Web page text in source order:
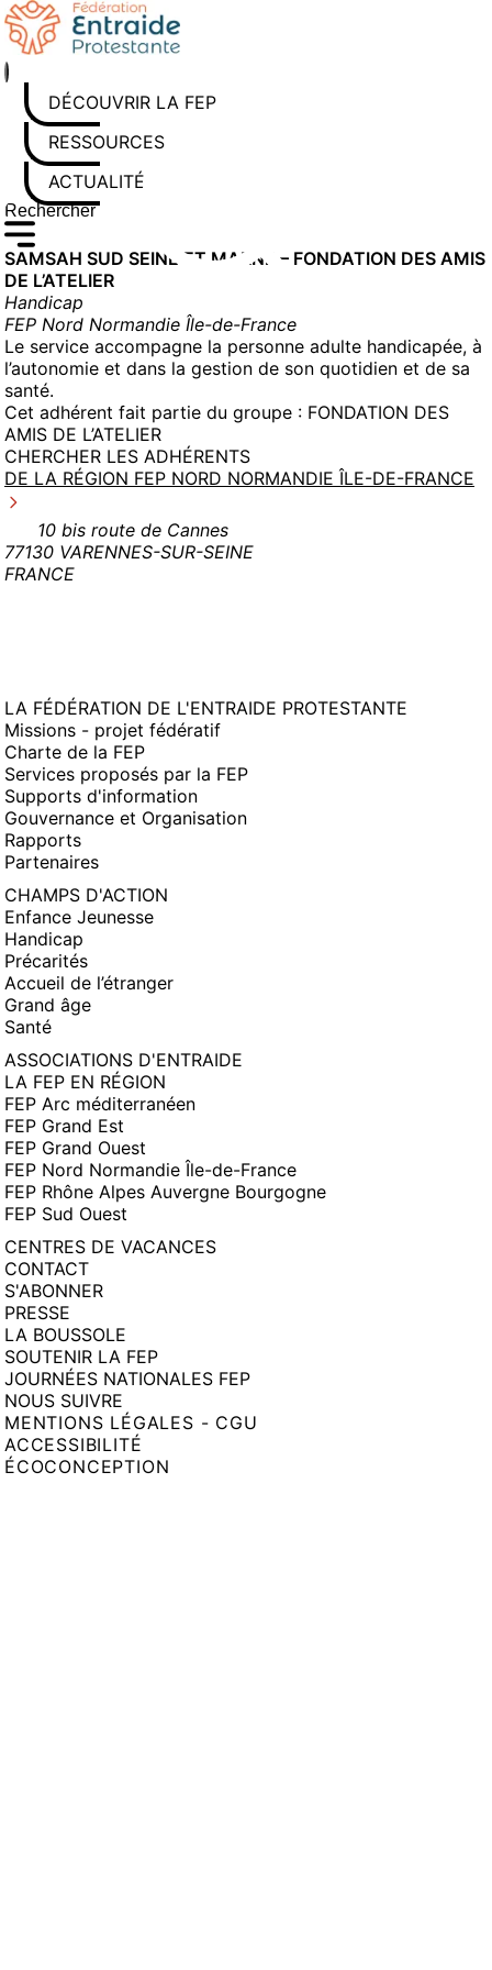
Aller
au
contenu
DÉCOUVRIR LA FEP
RESSOURCES
ACTUALITÉS
Rechercher sur le site
Saisissez au moins 3 caractères pour lancer la recherche
SAMSAH SUD SEINE ET MARNE – FONDATION DES AMIS
DE L’ATELIER
Handicap
FEP Nord Normandie Île-de-France
Le service accompagne la personne adulte handicapée, à
l’autonomie et dans la gestion de son quotidien et de sa
santé.
Cet adhérent fait partie du groupe : FONDATION DES
AMIS DE L’ATELIER
CHERCHER LES ADHÉRENTS
DE LA RÉGION FEP NORD NORMANDIE ÎLE-DE-FRANCE
10 bis route de Cannes
77130 VARENNES-SUR-SEINE
FRANCE
LA FÉDÉRATION DE L'ENTRAIDE PROTESTANTE
Missions - projet fédératif
Charte de la FEP
Services proposés par la FEP
Supports d'information
Gouvernance et Organisation
Rapports
Partenaires
CHAMPS D'ACTION
Enfance Jeunesse
Handicap
Précarités
Accueil de l’étranger
Grand âge
Santé
ASSOCIATIONS D'ENTRAIDE
LA FEP EN RÉGION
FEP Arc méditerranéen
FEP Grand Est
FEP Grand Ouest
FEP Nord Normandie Île-de-France
FEP Rhône Alpes Auvergne Bourgogne
FEP Sud Ouest
CENTRES DE VACANCES
CONTACT
S'ABONNER
PRESSE
LA BOUSSOLE
SOUTENIR LA FEP
JOURNÉES NATIONALES FEP
NOUS SUIVRE
MENTIONS LÉGALES - CGU
ACCESSIBILITÉ
ÉCOCONCEPTION